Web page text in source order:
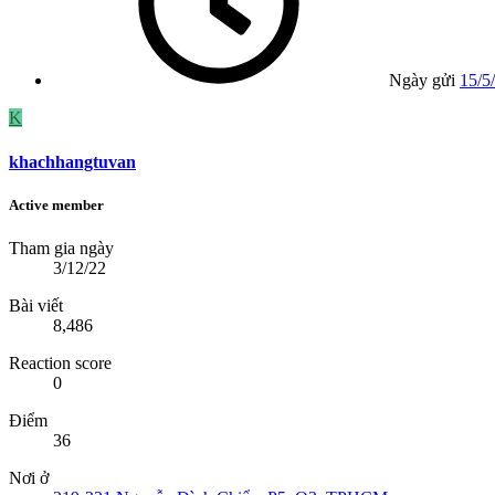
Ngày gửi 15/
K
khachhangtuvan
Active member
Tham gia ngày
3/12/22
Bài viết
8,486
Reaction score
0
Điểm
36
Nơi ở